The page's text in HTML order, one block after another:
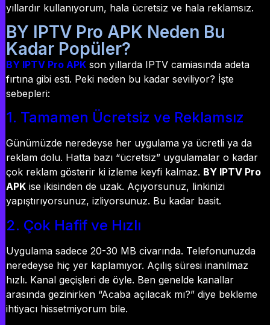
yıllardır kullanıyorum, hala ücretsiz ve hala reklamsız.
BY IPTV Pro APK Neden Bu
Kadar Popüler?
BY IPTV Pro APK son yıllarda IPTV camiasında adeta
fırtına gibi esti. Peki neden bu kadar seviliyor? İşte
sebepleri:
1. Tamamen Ücretsiz ve Reklamsız
Günümüzde neredeyse her uygulama ya ücretli ya da
reklam dolu. Hatta bazı “ücretsiz” uygulamalar o kadar
çok reklam gösterir ki izleme keyfi kalmaz. BY IPTV Pro
APK ise ikisinden de uzak. Açıyorsunuz, linkinizi
yapıştırıyorsunuz, izliyorsunuz. Bu kadar basit.
2. Çok Hafif ve Hızlı
Uygulama sadece 20-30 MB civarında. Telefonunuzda
neredeyse hiç yer kaplamıyor. Açılış süresi inanılmaz
hızlı. Kanal geçişleri de öyle. Ben genelde kanallar
arasında gezinirken “Acaba açılacak mı?” diye bekleme
ihtiyacı hissetmiyorum bile.